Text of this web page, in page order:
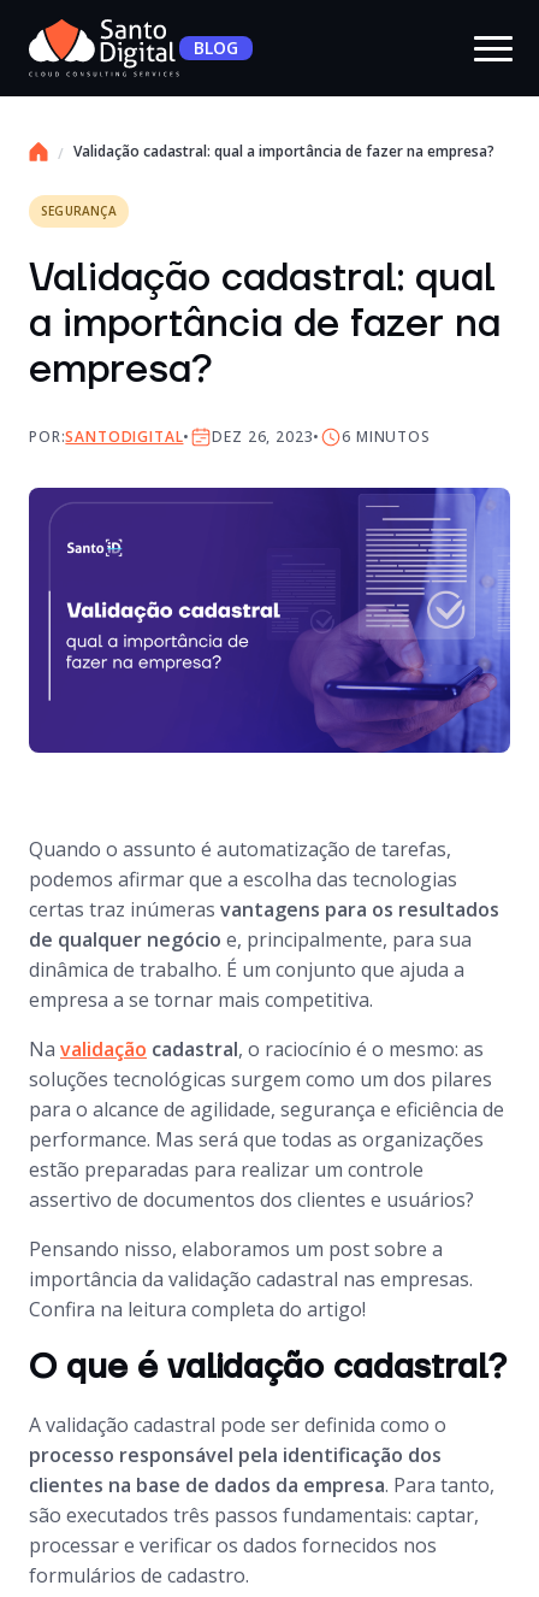
BLOG
Validação cadastral: qual a importância de fazer na empresa?
SEGURANÇA
Validação cadastral: qual
a importância de fazer na
empresa?
POR:SANTODIGITAL DEZ 26, 2023 6 MINUTOS
Quando o assunto é automatização de tarefas,
podemos afirmar que a escolha das tecnologias
certas traz inúmeras vantagens para os resultados
de qualquer negócio e, principalmente, para sua
dinâmica de trabalho. É um conjunto que ajuda a
empresa a se tornar mais competitiva.
Na validação cadastral, o raciocínio é o mesmo: as
soluções tecnológicas surgem como um dos pilares
para o alcance de agilidade, segurança e eficiência de
performance. Mas será que todas as organizações
estão preparadas para realizar um controle
assertivo de documentos dos clientes e usuários?
Pensando nisso, elaboramos um post sobre a
importância da validação cadastral nas empresas.
Confira na leitura completa do artigo!
O que é validação cadastral?
A validação cadastral pode ser definida como o
processo responsável pela identificação dos
clientes na base de dados da empresa. Para tanto,
são executados três passos fundamentais: captar,
processar e verificar os dados fornecidos nos
formulários de cadastro.